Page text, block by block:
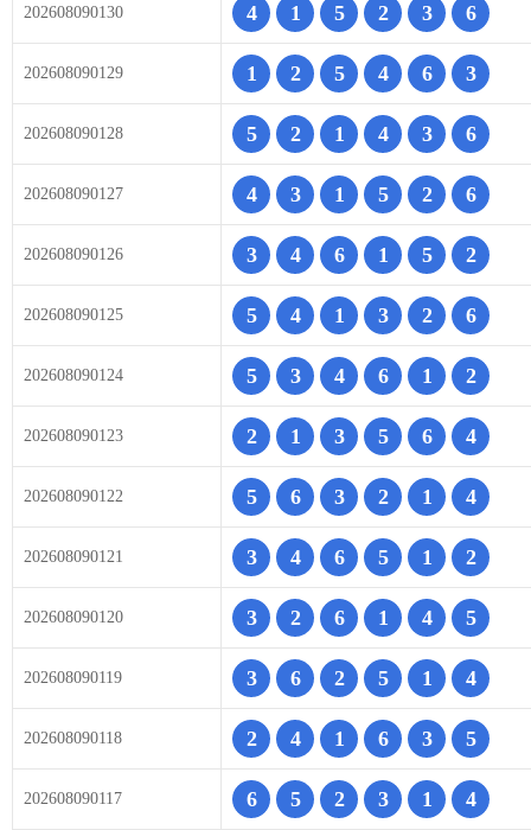
202608090130 4 1 5 2 3 6
202608090129 1 2 5 4 6 3
202608090128 5 2 1 4 3 6
202608090127 4 3 1 5 2 6
202608090126 3 4 6 1 5 2
202608090125 5 4 1 3 2 6
202608090124 5 3 4 6 1 2
202608090123 2 1 3 5 6 4
202608090122 5 6 3 2 1 4
202608090121 3 4 6 5 1 2
202608090120 3 2 6 1 4 5
202608090119 3 6 2 5 1 4
202608090118 2 4 1 6 3 5
202608090117 6 5 2 3 1 4